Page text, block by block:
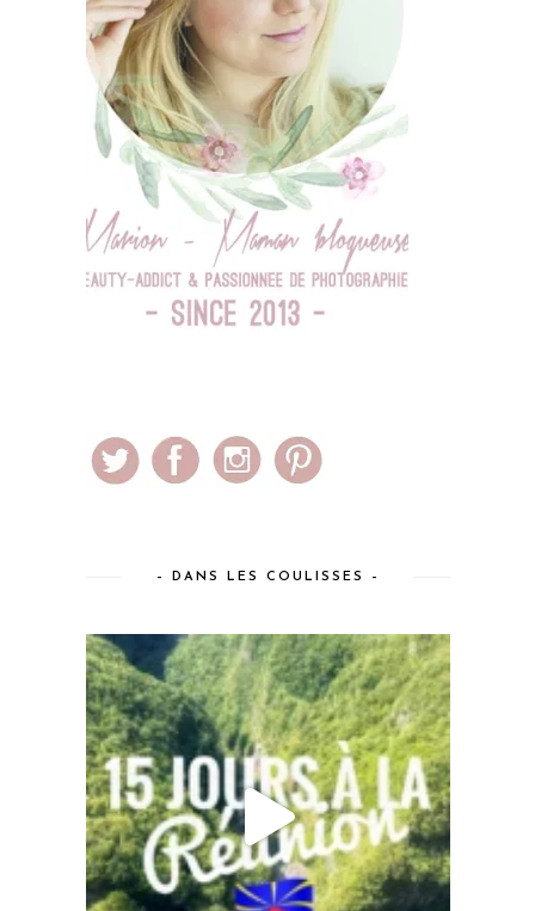
– DANS LES COULISSES –